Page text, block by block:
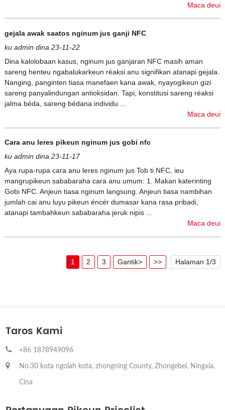
Maca deui
gejala awak saatos nginum jus ganji NFC
ku admin dina 23-11-22
Dina kalolobaan kasus, nginum jus ganjaran NFC masih aman
sareng henteu ngabalukarkeun réaksi anu signifikan atanapi gejala.
Nanging, panginten tiasa manefaen kana awak, nyayogikeun gizi
sareng panyalindungan antioksidan. Tapi, konstitusi sareng réaksi
jalma béda, sareng bédana individu ...
Maca deui
Cara anu leres pikeun nginum jus gobi nfc
ku admin dina 23-11-17
Aya rupa-rupa cara anu leres nginum jus Tob ti NFC, ieu
mangrupikeun sababaraha cara anu umum: 1. Makan katerinting
Gobi NFC. Anjeun tiasa nginum langsung. Anjeun tiasa nambihan
jumlah cai anu luyu pikeun éncér dumasar kana rasa pribadi,
atanapi tambahkeun sababaraha jeruk nipis ...
Maca deui
1 2 3 Gantik> >> Halaman 1/3
Taros Kami
+86 1878949096
No.30 kota ngolah kota, zhongning County, Zhongebei, Ningxia,
Cina